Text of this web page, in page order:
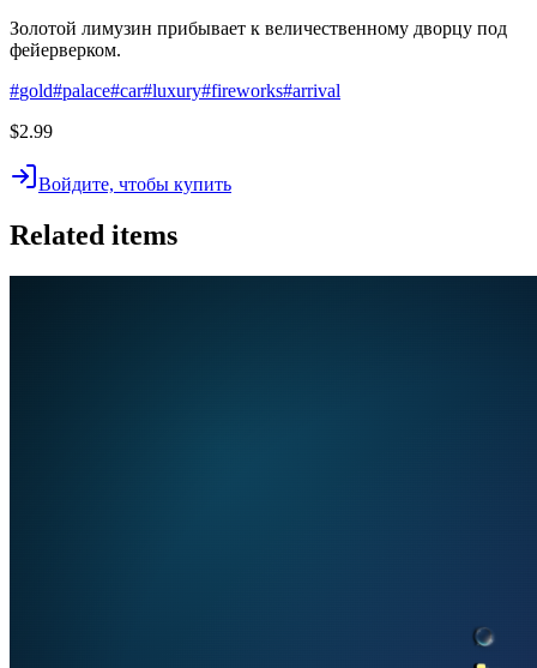
Золотой лимузин прибывает к величественному дворцу под
фейерверком.
#gold#palace#car#luxury#fireworks#arrival
$2.99
Войдите, чтобы купить
Related items